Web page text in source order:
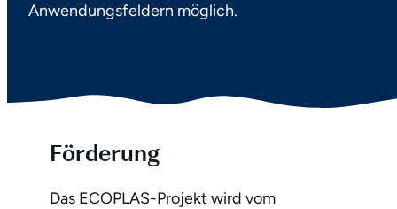
Anwendungsfeldern möglich.
Förderung
Das ECOPLAS-Projekt wird vom